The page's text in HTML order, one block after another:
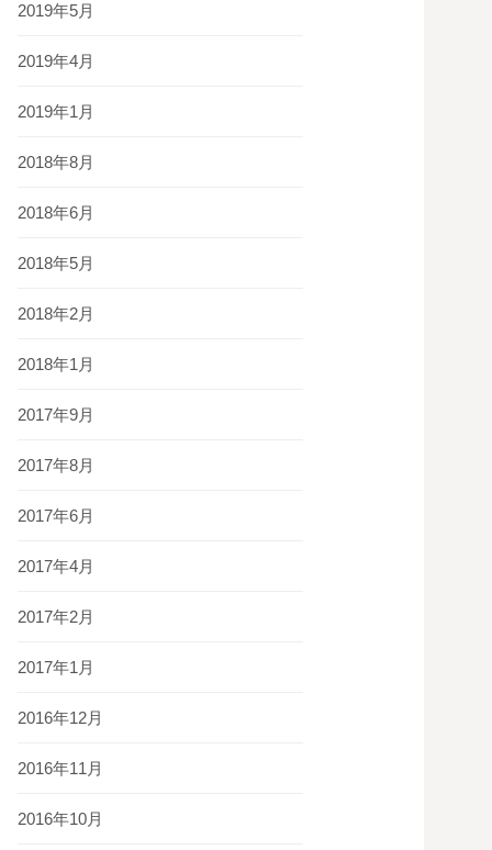
2019年5月
2019年4月
2019年1月
2018年8月
2018年6月
2018年5月
2018年2月
2018年1月
2017年9月
2017年8月
2017年6月
2017年4月
2017年2月
2017年1月
2016年12月
2016年11月
2016年10月